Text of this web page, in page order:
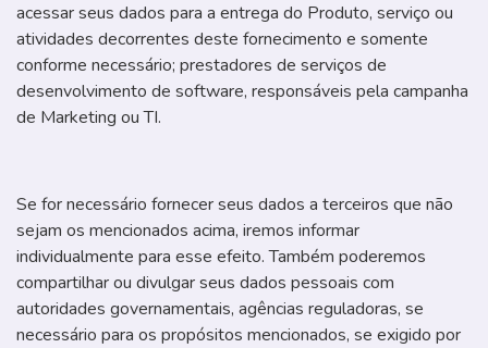
acessar seus dados para a entrega do Produto, serviço ou
atividades decorrentes deste fornecimento e somente
conforme necessário; prestadores de serviços de
desenvolvimento de software, responsáveis pela campanha
de Marketing ou TI.
Se for necessário fornecer seus dados a terceiros que não
sejam os mencionados acima, iremos informar
individualmente para esse efeito. Também poderemos
compartilhar ou divulgar seus dados pessoais com
autoridades governamentais, agências reguladoras, se
necessário para os propósitos mencionados, se exigido por